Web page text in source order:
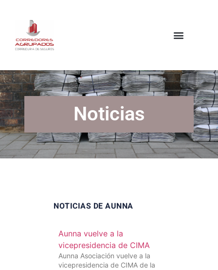
Noticias
NOTICIAS DE AUNNA
Aunna vuelve a la
vicepresidencia de CIMA
Aunna Asociación vuelve a la
vicepresidencia de CIMA de la